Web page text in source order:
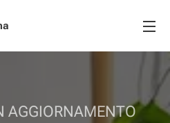
AGGIORNAMENTO